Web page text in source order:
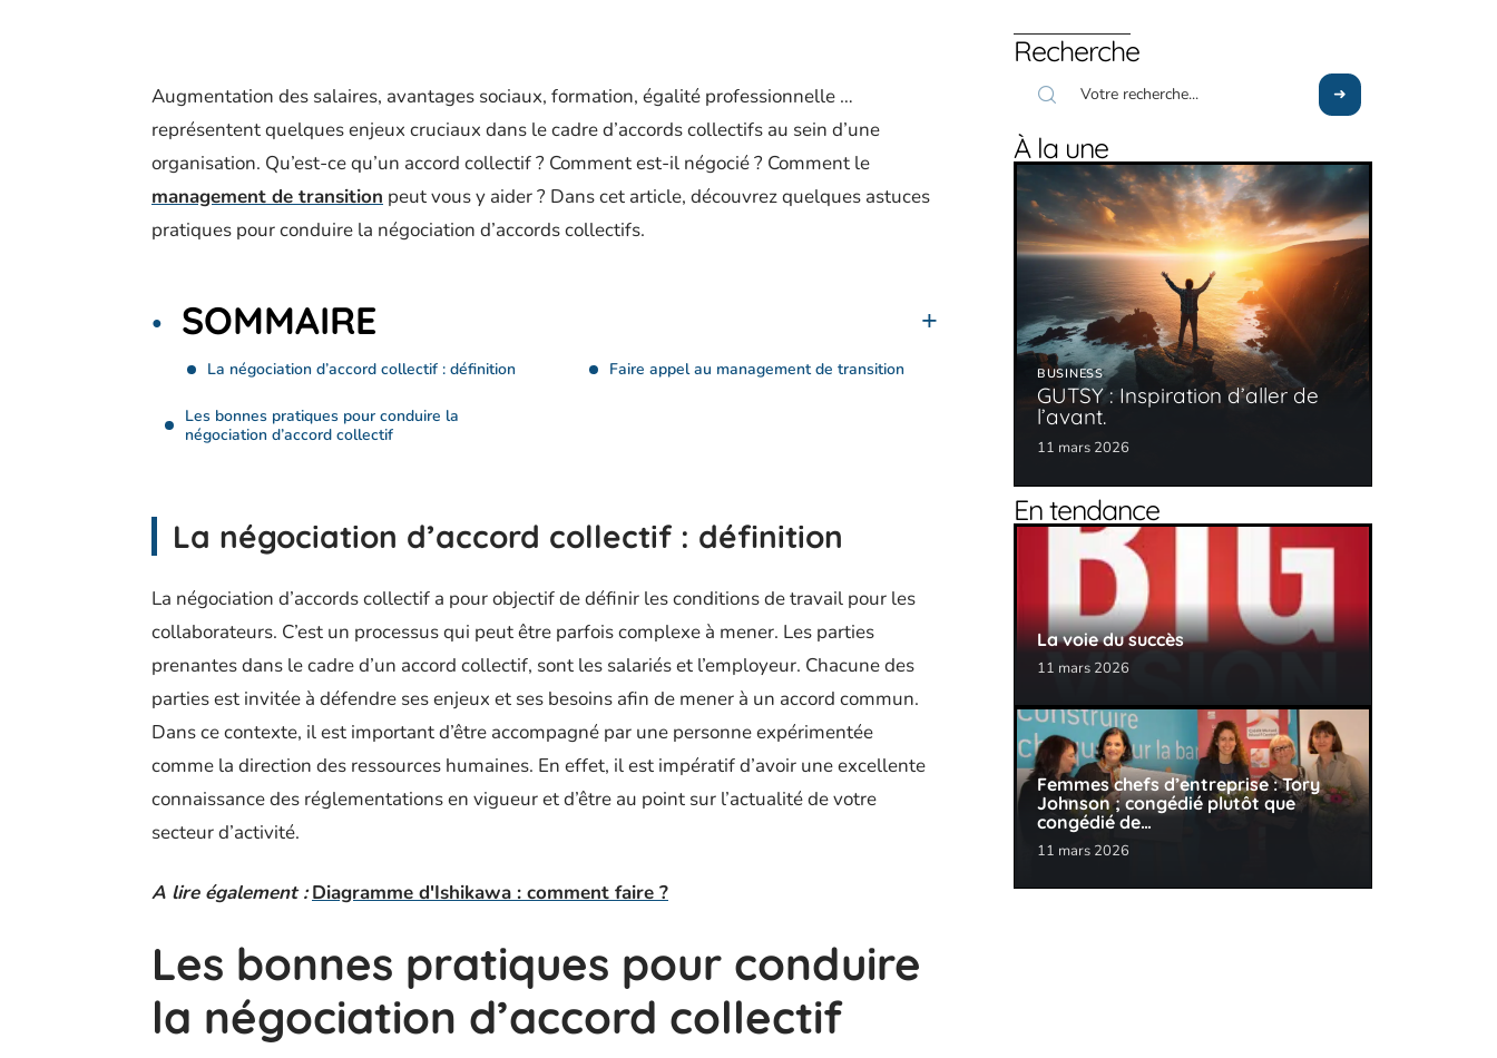
Augmentation des salaires, avantages sociaux, formation, égalité professionnelle …
représentent quelques enjeux cruciaux dans le cadre d’accords collectifs au sein d’une
organisation. Qu’est-ce qu’un accord collectif ? Comment est-il négocié ? Comment le
management de transition peut vous y aider ? Dans cet article, découvrez quelques astuces
pratiques pour conduire la négociation d’accords collectifs.
SOMMAIRE
La négociation d’accord collectif : définition
Les bonnes pratiques pour conduire la
négociation d’accord collectif
Faire appel au management de transition
La négociation d’accord collectif : définition
La négociation d’accords collectif a pour objectif de définir les conditions de travail pour les
collaborateurs. C’est un processus qui peut être parfois complexe à mener. Les parties
prenantes dans le cadre d’un accord collectif, sont les salariés et l’employeur. Chacune des
parties est invitée à défendre ses enjeux et ses besoins afin de mener à un accord commun.
Dans ce contexte, il est important d’être accompagné par une personne expérimentée
comme la direction des ressources humaines. En effet, il est impératif d’avoir une excellente
connaissance des réglementations en vigueur et d’être au point sur l’actualité de votre
secteur d’activité.
A lire également : Diagramme d'Ishikawa : comment faire ?
Les bonnes pratiques pour conduire
la négociation d’accord collectif
Recherche
À la une
BUSINESS
GUTSY : Inspiration d’aller de
l’avant.
11 mars 2026
En tendance
La voie du succès
11 mars 2026
Femmes chefs d’entreprise : Tory
Johnson ; congédié plutôt que
congédié de…
11 mars 2026